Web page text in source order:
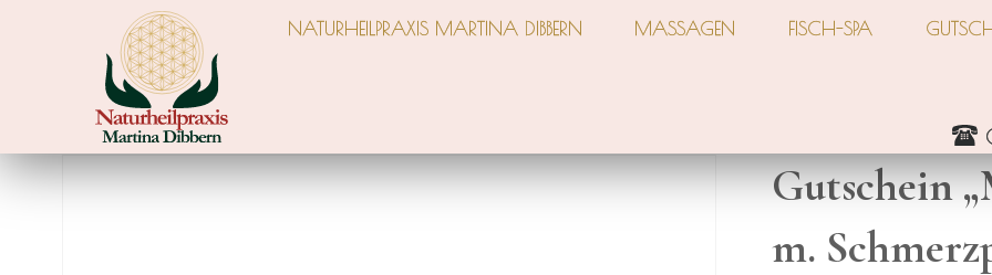
NATUR­HEIL­PRA­XIS MAR­TI­NA DIB­BERN MAS­SA­GEN FISCH-SPA
Gut­schein
m.